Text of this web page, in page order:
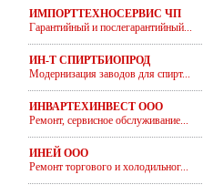
ИМПОРТТЕХНОСЕРВИС ЧП
Гарантийный и послегарантийный...
ИН-Т СПИРТБИОПРОД
Модернизация заводов для спирт...
ИНВАРТЕХИНВЕСТ ООО
Ремонт, сервисное обслуживание...
ИНЕЙ ООО
Ремонт торгового и холодильног...